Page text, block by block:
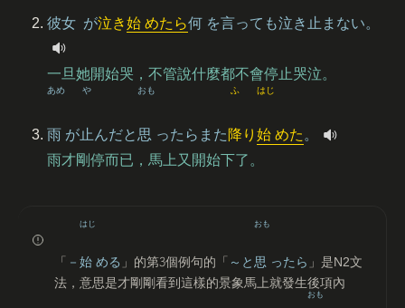
彼女 が泣き始 めたら何 を言っても泣き 止 まない。
一旦她開始哭，不管說什麼都不會停止哭泣。
雨
あめ
が止
や
んだと 思
おも
ったらまた 降
ふ
り 始
はじ
めた 。
雨才剛停而已，馬上又開始下了。
「 － 始
はじ
める 」的第3個例句的「 ～と思
おも
ったら 」是N2文
法，意思是才剛剛看到這樣的景象馬上就發生後項內
おも